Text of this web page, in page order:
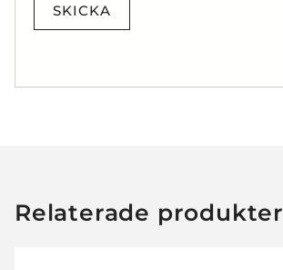
SKICKA
Relaterade produkter